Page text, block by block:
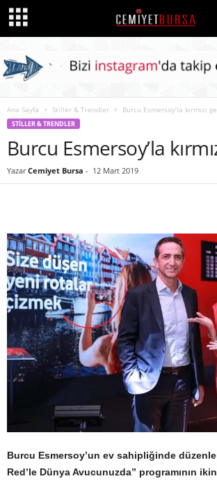
Ana Sayfa Stiller & Trendler Burcu Esmersoy’la kırmızı
STILLER & TRENDLER
Burcu Esmersoy’la
Yazar Cemiyet Bursa - 12 Mart 2019
Burcu Esmersoy’un ev sahipliğinde
Red’le Dünya Avucunuzda” programının